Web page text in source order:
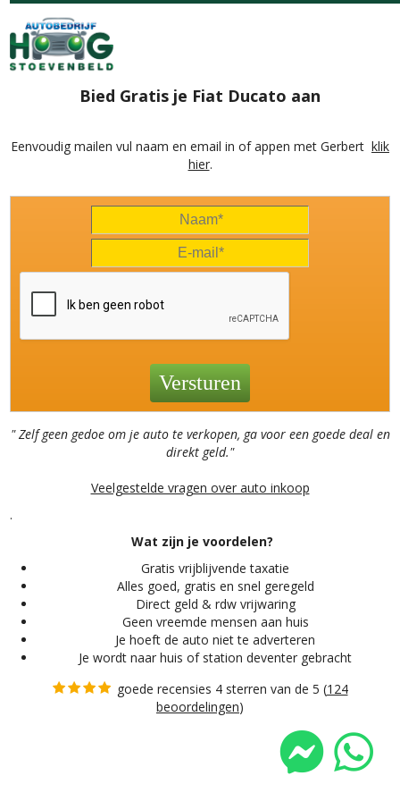
Bied Gratis je Fiat Ducato aan
Eenvoudig mailen vul naam en email in of appen met Gerbert klik
hier.
" Zelf geen gedoe om je auto te verkopen, ga voor een goede deal en
direkt geld."
Veelgestelde vragen over auto inkoop
.
Wat zijn je voordelen?
Gratis vrijblijvende taxatie
Alles goed, gratis en snel geregeld
Direct geld & rdw vrijwaring
Geen vreemde mensen aan huis
Je hoeft de auto niet te adverteren
Je wordt naar huis of station deventer gebracht
goede recensies 4 sterren van de 5 (124
beoordelingen)